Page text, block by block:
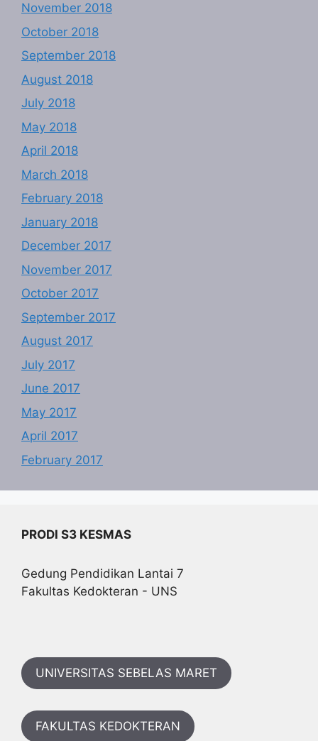
November 2018
October 2018
September 2018
August 2018
July 2018
May 2018
April 2018
March 2018
February 2018
January 2018
December 2017
November 2017
October 2017
September 2017
August 2017
July 2017
June 2017
May 2017
April 2017
February 2017
PRODI S3 KESMAS
Gedung Pendidikan Lantai 7
Fakultas Kedokteran - UNS
UNIVERSITAS SEBELAS MARET
FAKULTAS KEDOKTERAN